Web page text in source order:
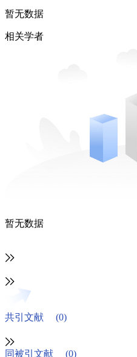
暂无数据
相关学者
暂无数据
共引文献
(0)
同被引文献 (0)